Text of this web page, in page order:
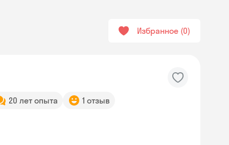
Избранное 0
20 лет опыта 1 отзыв